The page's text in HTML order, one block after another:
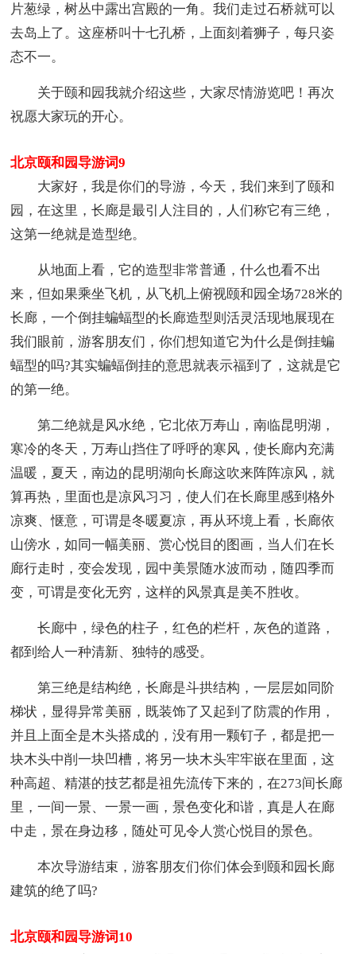
片葱绿，树丛中露出宫殿的一角。我们走过石桥就可以
去岛上了。这座桥叫十七孔桥，上面刻着狮子，每只姿
态不一。
关于颐和园我就介绍这些，大家尽情游览吧！再次
祝愿大家玩的开心。
北京颐和园导游词9
大家好，我是你们的导游，今天，我们来到了颐和
园，在这里，长廊是最引人注目的，人们称它有三绝，
这第一绝就是造型绝。
从地面上看，它的造型非常普通，什么也看不出
来，但如果乘坐飞机，从飞机上俯视颐和园全场728米的
长廊，一个倒挂蝙蝠型的长廊造型则活灵活现地展现在
我们眼前，游客朋友们，你们想知道它为什么是倒挂蝙
蝠型的吗?其实蝙蝠倒挂的意思就表示福到了，这就是它
的第一绝。
第二绝就是风水绝，它北依万寿山，南临昆明湖，
寒冷的冬天，万寿山挡住了呼呼的寒风，使长廊内充满
温暖，夏天，南边的昆明湖向长廊这吹来阵阵凉风，就
算再热，里面也是凉风习习，使人们在长廊里感到格外
凉爽、惬意，可谓是冬暖夏凉，再从环境上看，长廊依
山傍水，如同一幅美丽、赏心悦目的图画，当人们在长
廊行走时，变会发现，园中美景随水波而动，随四季而
变，可谓是变化无穷，这样的风景真是美不胜收。
长廊中，绿色的柱子，红色的栏杆，灰色的道路，
都到给人一种清新、独特的感受。
第三绝是结构绝，长廊是斗拱结构，一层层如同阶
梯状，显得异常美丽，既装饰了又起到了防震的作用，
并且上面全是木头搭成的，没有用一颗钉子，都是把一
块木头中削一块凹槽，将另一块木头牢牢嵌在里面，这
种高超、精湛的技艺都是祖先流传下来的，在273间长廊
里，一间一景、一景一画，景色变化和谐，真是人在廊
中走，景在身边移，随处可见令人赏心悦目的景色。
本次导游结束，游客朋友们你们体会到颐和园长廊
建筑的绝了吗?
北京颐和园导游词10